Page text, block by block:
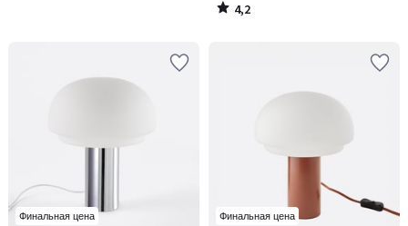
4,2
/
Финальная цена Финальная цена